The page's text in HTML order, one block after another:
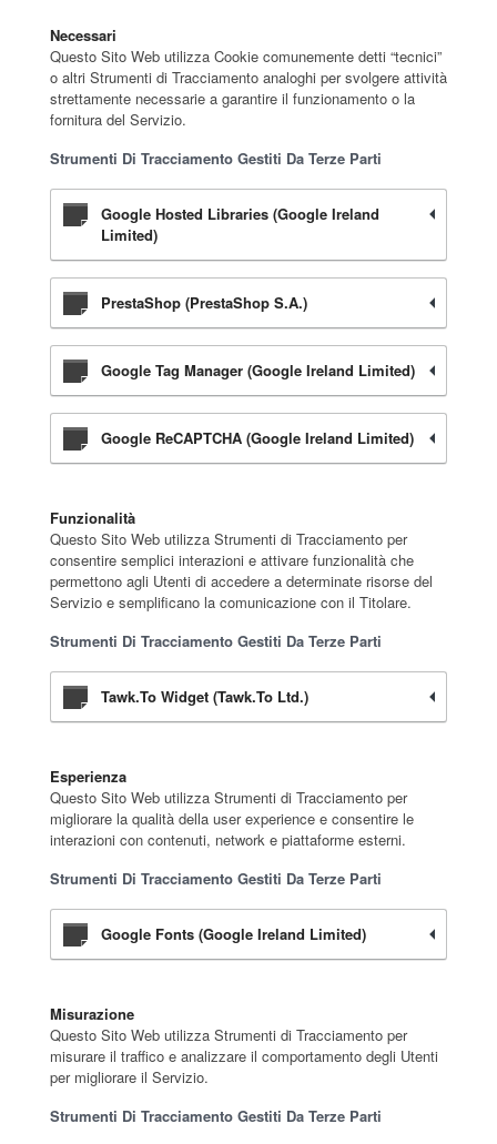
Necessari
Questo Sito Web utilizza Cookie comunemente detti “tecnici”
o altri Strumenti di Tracciamento analoghi per svolgere attività
strettamente necessarie a garantire il funzionamento o la
fornitura del Servizio.
Strumenti Di Tracciamento Gestiti Da Terze Parti
Google Hosted Libraries (Google Ireland
Limited)
PrestaShop (PrestaShop S.A.)
Google Tag Manager (Google Ireland Limited)
Google ReCAPTCHA (Google Ireland Limited)
Funzionalità
Questo Sito Web utilizza Strumenti di Tracciamento per
consentire semplici interazioni e attivare funzionalità che
permettono agli Utenti di accedere a determinate risorse del
Servizio e semplificano la comunicazione con il Titolare.
Strumenti Di Tracciamento Gestiti Da Terze Parti
Tawk.to Widget (tawk.to Ltd.)
Esperienza
Questo Sito Web utilizza Strumenti di Tracciamento per
migliorare la qualità della user experience e consentire le
interazioni con contenuti, network e piattaforme esterni.
Strumenti Di Tracciamento Gestiti Da Terze Parti
Google Fonts (Google Ireland Limited)
Misurazione
Questo Sito Web utilizza Strumenti di Tracciamento per
misurare il traffico e analizzare il comportamento degli Utenti
per migliorare il Servizio.
Strumenti Di Tracciamento Gestiti Da Terze Parti